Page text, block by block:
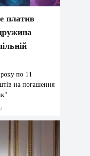
платив
по 11
на погашення